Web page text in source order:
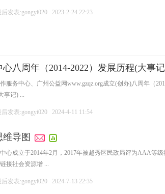
后发表:gongyi020 2023-2-24 22:23
八周年（2014-2022）发展历程(大事
服务中心、广州公益网www.gzqz.org成立(创办)八周年（
事记) ...
后发表:gongyi020 2024-4-11 11:54
导图
心成立于2014年2月，2017年被越秀区民政局评为AAA等
接社会资源增 ...
后发表:gongyi020 2024-7-13 22:35